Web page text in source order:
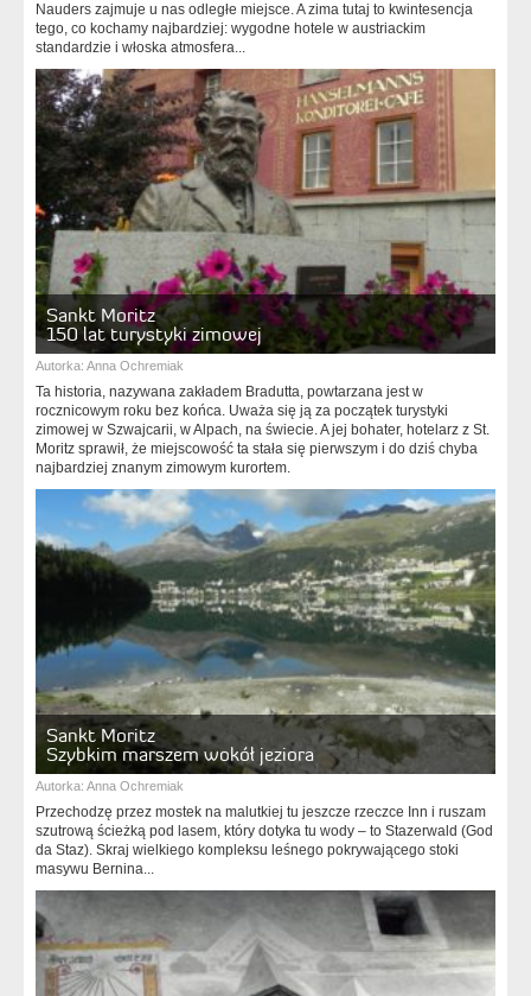
Nauders zajmuje u nas odległe miejsce. A zima tutaj to kwintesencja
tego, co kochamy najbardziej: wygodne hotele w austriackim
standardzie i włoska atmosfera...
Sankt Moritz
150 lat turystyki zimowej
Autorka: Anna Ochremiak
Ta historia, nazywana zakładem Bradutta, powtarzana jest w
rocznicowym roku bez końca. Uważa się ją za początek turystyki
zimowej w Szwajcarii, w Alpach, na świecie. A jej bohater, hotelarz z St.
Moritz sprawił, że miejscowość ta stała się pierwszym i do dziś chyba
najbardziej znanym zimowym kurortem.
Sankt Moritz
Szybkim marszem wokół jeziora
Autorka: Anna Ochremiak
Przechodzę przez mostek na malutkiej tu jeszcze rzeczce Inn i ruszam
szutrową ścieżką pod lasem, który dotyka tu wody – to Stazerwald (God
da Staz). Skraj wielkiego kompleksu leśnego pokrywającego stoki
masywu Bernina...